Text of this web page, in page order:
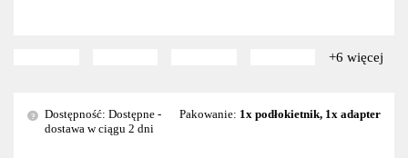
+6 więcej
?
Dostępność: Dostępne -
dostawa w ciągu 2 dni
Pakowanie: 1x podłokietnik, 1x adapter